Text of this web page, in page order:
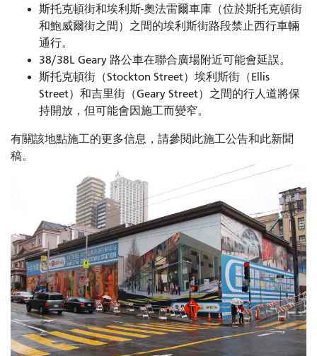
斯托克頓街和埃利斯-奧法雷爾車庫（位於斯托克頓街
和鮑威爾街之間）之間的埃利斯街路段禁止西行車輛
通行。
38/38L Geary 路公車在聯合廣場附近可能會延誤。
斯托克頓街（Stockton Street）埃利斯街（Ellis
Street）和吉里街（Geary Street）之間的行人道將保
持開放，但可能會因施工而變窄。
有關該地點施工的更多信息，請參閱此施工公告和此新聞
稿。